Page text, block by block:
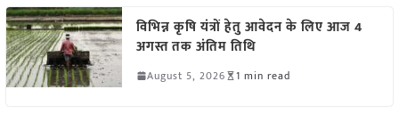
विभिन्न कृषि यंत्रों हेतु आवेदन के लिए आज 4
अगस्त तक अंतिम तिथि
August 5, 2026 1 min read